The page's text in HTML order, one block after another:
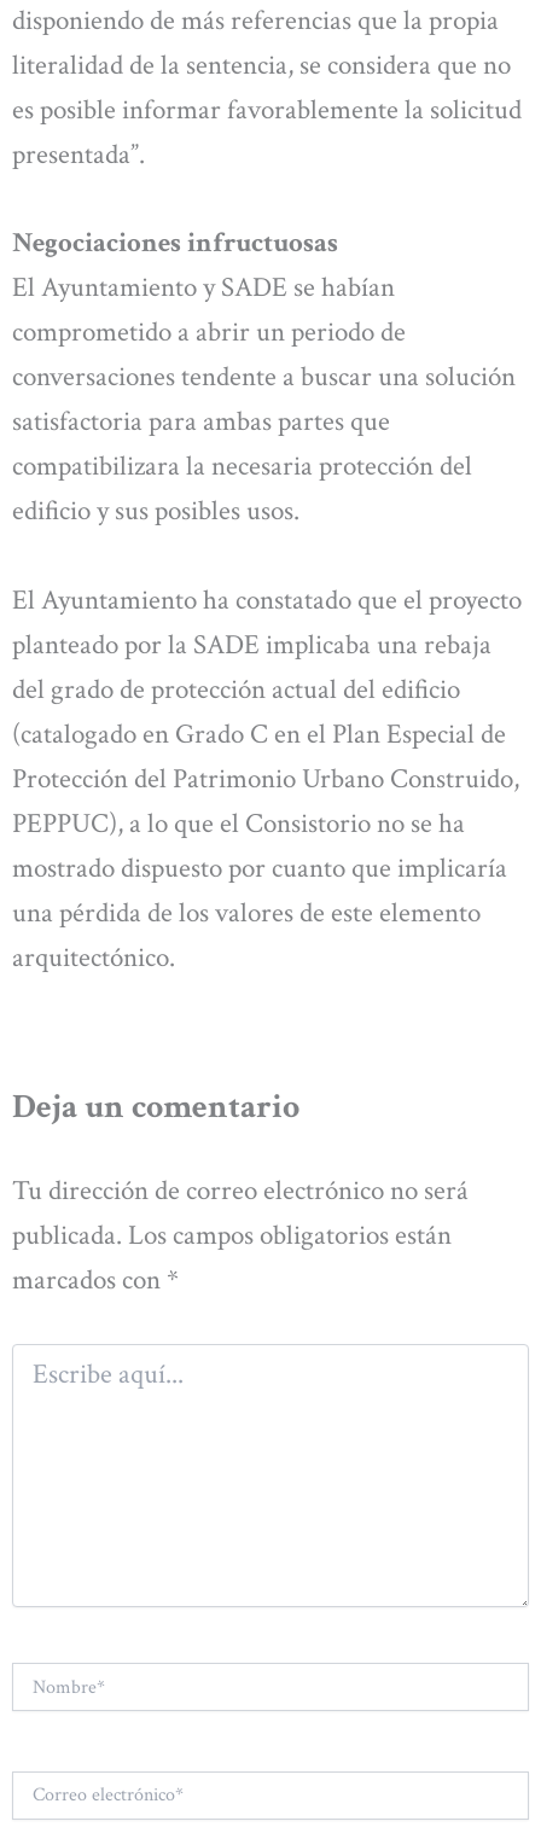
disponiendo de más referencias que la propia
literalidad de la sentencia, se considera que no
es posible informar favorablemente la solicitud
presentada”.
Negociaciones infructuosas
El Ayuntamiento y SADE se habían
comprometido a abrir un periodo de
conversaciones tendente a buscar una solución
satisfactoria para ambas partes que
compatibilizara la necesaria protección del
edificio y sus posibles usos.
El Ayuntamiento ha constatado que el proyecto
planteado por la SADE implicaba una rebaja
del grado de protección actual del edificio
(catalogado en Grado C en el Plan Especial de
Protección del Patrimonio Urbano Construido,
PEPPUC), a lo que el Consistorio no se ha
mostrado dispuesto por cuanto que implicaría
una pérdida de los valores de este elemento
arquitectónico.
Deja un comentario
Tu dirección de correo electrónico no será
publicada. Los campos obligatorios están
marcados con *
Escribe
aquí...
Correo
electrónico*